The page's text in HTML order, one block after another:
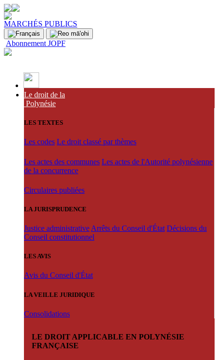
MARCHÉS PUBLICS
Abonnement JOPF
Le droit de la
Polynésie
LES TEXTES
Les codes Le droit classé par thèmes
Les actes des communes Les actes de l'Autorité polynésienne
de la concurrence
Circulaires publiées
LA JURISPRUDENCE
Justice administrative Arrêts du Conseil d'État Décisions du
Conseil constitutionnel
LES AVIS
Avis du Conseil d'État
LA VEILLE JURIDIQUE
Consolidations
LE DROIT APPLICABLE EN POLYNÉSIE
FRANÇAISE